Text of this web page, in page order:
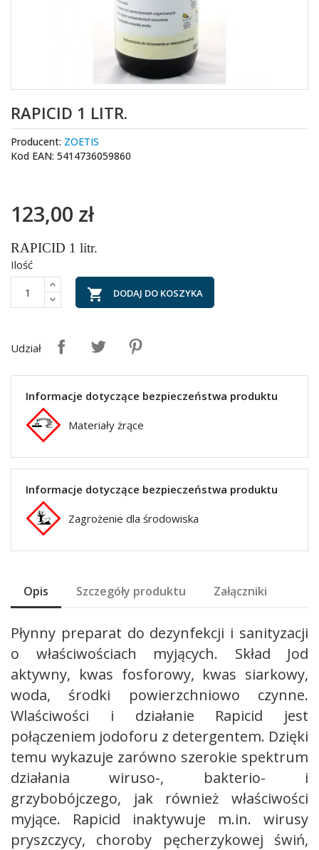
RAPICID 1 LITR.
Producent: ZOETIS
Kod EAN: 5414736059860
123,00 zł
RAPICID 1 litr.
Ilość
 DODAJ DO KOSZYKA
Udział
Informacje dotyczące bezpieczeństwa produktu
Materiały żrące
Informacje dotyczące bezpieczeństwa produktu
Zagrożenie dla środowiska
Opis Szczegóły produktu Załączniki
Płynny preparat do dezynfekcji i sanityzacji
o właściwościach myjących. Skład Jod
aktywny, kwas fosforowy, kwas siarkowy,
woda, środki powierzchniowo czynne.
Wlaściwości i działanie Rapicid jest
połączeniem jodoforu z detergentem. Dzięki
temu wykazuje zarówno szerokie spektrum
działania wiruso-, bakterio- i
grzybobójczego, jak również właściwości
myjące. Rapicid inaktywuje m.in. wirusy
pryszczycy, choroby pęcherzykowej świń,